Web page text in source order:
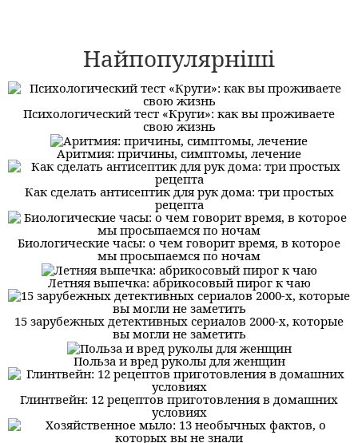
Найпопулярніші
Психологический тест «Круги»: как вы проживаете
свою жизнь
Аритмия: причины, симптомы, лечение
Как сделать антисептик для рук дома: три простых
рецепта
Биологические часы: о чем говорит время, в которое
мы просыпаемся по ночам
Летняя выпечка: абрикосовый пирог к чаю
15 зарубежных детективных сериалов 2000-х, которые
вы могли не заметить
Польза и вред руколы для женщин
Глинтвейн: 12 рецептов приготовления в домашних
условиях